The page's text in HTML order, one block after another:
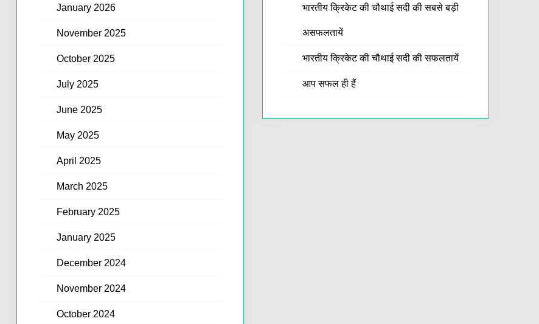
January 2026
November 2025
October 2025
July 2025
June 2025
May 2025
April 2025
March 2025
February 2025
January 2025
December 2024
November 2024
October 2024
भारतीय क्रिकेट की चौथाई सदी की सबसे बड़ी
असफलतायें
भारतीय क्रिकेट की चौथाई सदी की सफलतायें
आप सफल ही हैं